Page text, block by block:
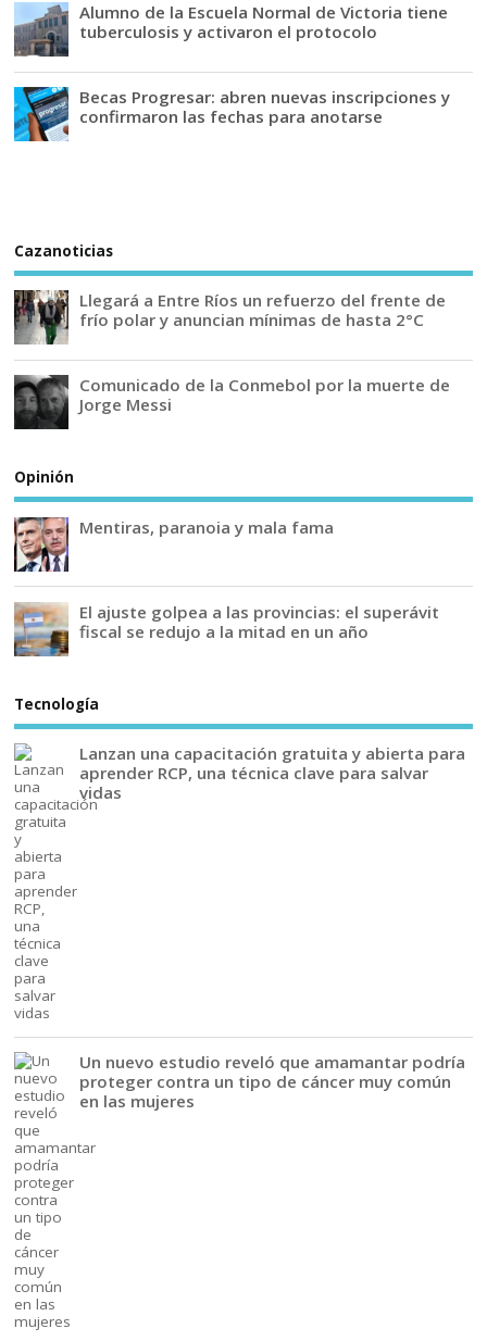
Alumno de la Escuela Normal de Victoria tiene
tuberculosis y activaron el protocolo
Becas Progresar: abren nuevas inscripciones y
confirmaron las fechas para anotarse
Cazanoticias
Llegará a Entre Ríos un refuerzo del frente de
frío polar y anuncian mínimas de hasta 2°C
Comunicado de la Conmebol por la muerte de
Jorge Messi
Opinión
Mentiras, paranoia y mala fama
El ajuste golpea a las provincias: el superávit
fiscal se redujo a la mitad en un año
Tecnología
Lanzan una capacitación gratuita y abierta para
aprender RCP, una técnica clave para salvar
vidas
Un nuevo estudio reveló que amamantar podría
proteger contra un tipo de cáncer muy común
en las mujeres